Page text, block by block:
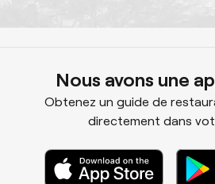
Nous avons une
Obtenez un guide de
directement dans